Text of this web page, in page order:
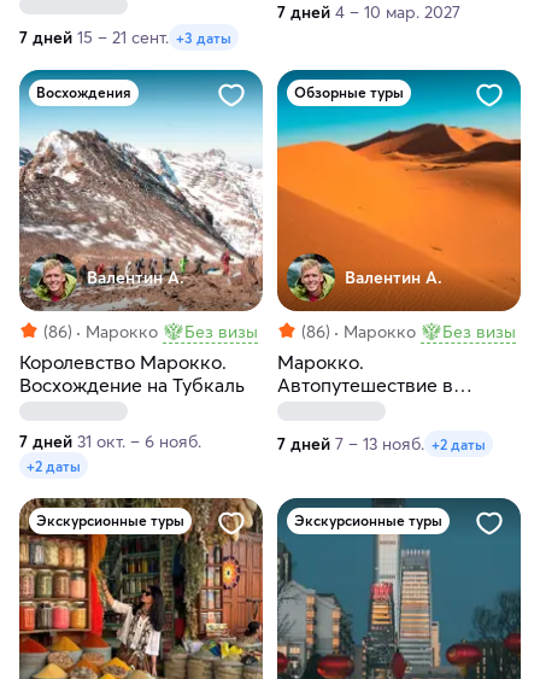
7 дней 15 – 21 сент. +3 даты
7 дней 4 – 10 мар. 2027
Восхождения
Валентин А.
(86) Марокко Без визы
Королевство Марокко.
Восхождение на Тубкаль
7 дней 31 окт. – 6 нояб.
+2 даты
Обзорные туры
Валентин А.
(86) Марокко Без визы
Марокко.
Автопутешествие в
пустыню Сахара и голубой
город
7 дней 7 – 13 нояб. +2 даты
Экскурсионные туры Экскурсионные туры